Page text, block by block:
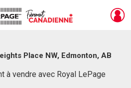
Place NW, Edmonton, AB
à vendre avec Royal LePage